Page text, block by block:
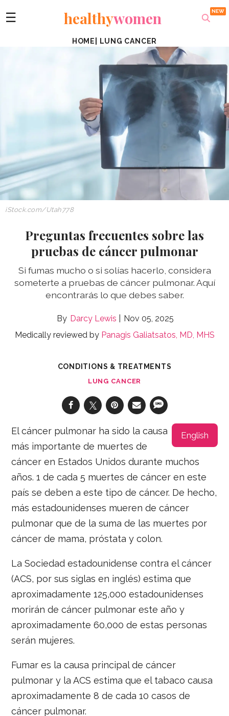
☰ healthywomen
HOME LUNG CANCER
iStock.com/Utah778
Preguntas frecuentes sobre las
pruebas de cáncer pulmonar
Si fumas mucho o si solías hacerlo, considera
someterte a pruebas de cáncer pulmonar. Aquí
encontrarás lo que debes saber.
Darcy Lewis
Nov 05, 2025
Medically reviewed by Panagis Galiatsatos, MD, MHS
CONDITIONS & TREATMENTS
LUNG CANCER
English
El cáncer pulmonar ha sido la causa
más importante de muertes de
cáncer en Estados Unidos durante muchos
años. 1 de cada 5 muertes de cáncer en este
país se deben a este tipo de cáncer. De hecho,
más estadounidenses mueren de cáncer
pulmonar que de la suma de las muertes por
cáncer de mama, próstata y colon.
La Sociedad estadounidense contra el cáncer
(ACS, por sus siglas en inglés) estima que
aproximadamente 125,000 estadounidenses
morirán de cáncer pulmonar este año y
aproximadamente 60,000 de estas personas
serán mujeres.
Fumar es la causa principal de cáncer
pulmonar y la ACS estima que el tabaco causa
aproximadamente 8 de cada 10 casos de
cáncer pulmonar.